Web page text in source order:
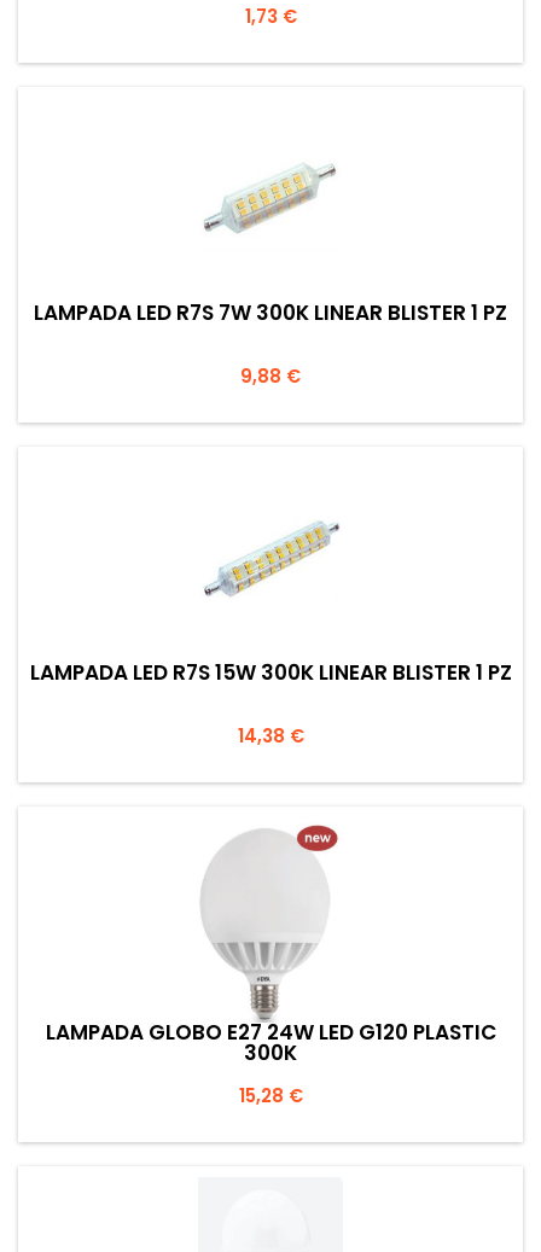
Prezzo
1,73 €
LAMPADA LED R7S 7W 300K LINEAR BLISTER 1 PZ
Prezzo
9,88 €
LAMPADA LED R7S 15W 300K LINEAR BLISTER 1 PZ
Prezzo
14,38 €
LAMPADA GLOBO E27 24W LED G120 PLASTIC
300K
Prezzo
15,28 €